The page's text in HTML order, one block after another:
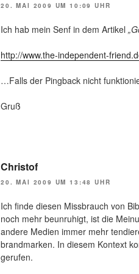
20. MAI 2009 UM 10:09 UHR
Ich hab mein Senf in dem Artikel
http://www.the-independent-
…Falls der Pingback nicht
Gruß
Christof
20. MAI 2009 UM 13:48 UHR
Ich finde diesen Missbrauch von
noch mehr beunruhigt, ist die
andere Medien immer mehr
brandmarken. In diesem Kontext
gerufen.